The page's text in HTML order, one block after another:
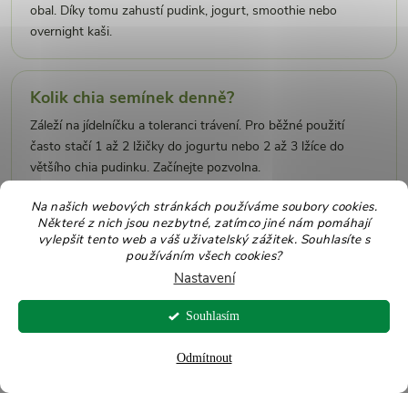
Na našich webových stránkách používáme soubory cookies.
Některé z nich jsou nezbytné, zatímco jiné nám pomáhají
vylepšit tento web a váš uživatelský zážitek. Souhlasíte s
používáním všech cookies?
Nastavení
Odmítnout
Souhlasím
obal. Díky tomu zahustí pudink, jogurt, smoothie nebo
overnight kaši.
Kolik chia semínek denně?
Záleží na jídelníčku a toleranci trávení. Pro běžné použití
často stačí 1 až 2 lžičky do jogurtu nebo 2 až 3 lžíce do
většího chia pudinku. Začínejte pozvolna.
Musí se chia semínka namáčet?
Nemusí vždy, ale namáčení je praktické. Semínka změknou,
vytvoří gel a jsou příjemnější v jogurtu, pudinku nebo
smoothie.
Jak chutnají chia semínka?